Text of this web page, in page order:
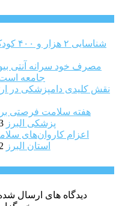
شناسایی ۲ هزار و ۴۰۰ کودک دارای اختلالات بینایی در البرز
مصرف خود سرانه آنتی
جامعه
نقش کلیدی دامپزشکی در
هفته سلامت فرصتی
پزشکی البرز 23
اعزام کاروان‌های
استان البرز 12
دیدگاه های ارسال